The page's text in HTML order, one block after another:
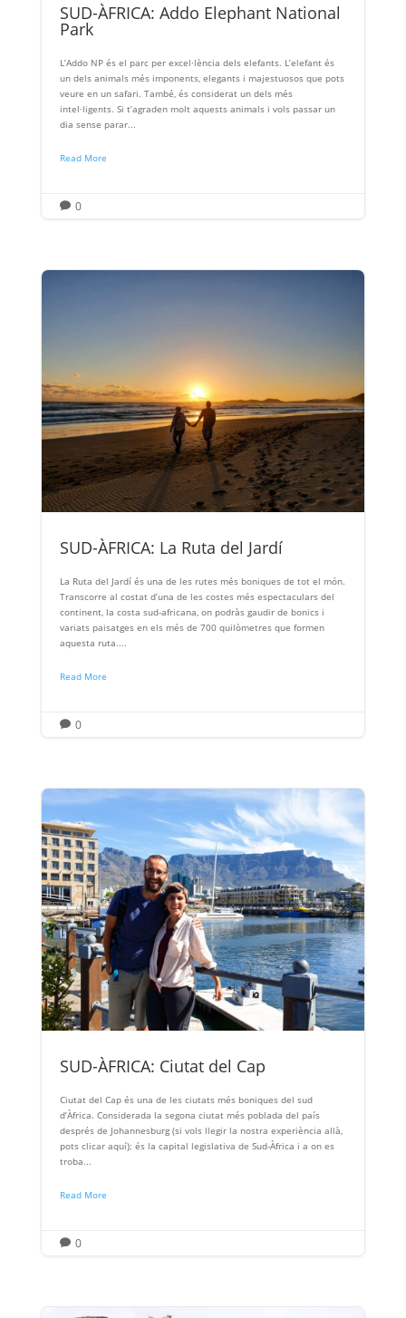
SUD-ÀFRICA: Addo Elephant National
Park
L’Addo NP és el parc per excel·lència dels elefants. L’elefant és
un dels animals més imponents, elegants i majestuosos que pots
veure en un safari. També, és considerat un dels més
intel·ligents. Si t’agraden molt aquests animals i vols passar un
dia sense parar...
Read More
 0
SUD-ÀFRICA: La Ruta del Jardí
La Ruta del Jardí és una de les rutes més boniques de tot el món.
Transcorre al costat d’una de les costes més espectaculars del
continent, la costa sud-africana, on podràs gaudir de bonics i
variats paisatges en els més de 700 quilòmetres que formen
aquesta ruta....
Read More
 0
SUD-ÀFRICA: Ciutat del Cap
Ciutat del Cap és una de les ciutats més boniques del sud
d’Àfrica. Considerada la segona ciutat més poblada del país
després de Johannesburg (si vols llegir la nostra experiència allà,
pots clicar aquí); és la capital legislativa de Sud-Àfrica i a on es
troba...
Read More
 0